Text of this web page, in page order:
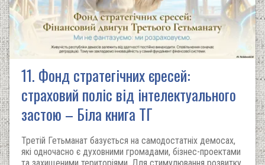
11. Фонд стратегічних єресей:
страховий поліс від інтелектуального
застою – Біла книга ТГ
Третій Гетьманат базується на самодостатніх демосах,
які одночасно є духовними громадами, бізнес-проектами